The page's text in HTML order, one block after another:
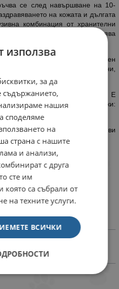
се след навършване на 10-
на кожата и дългата
комбинация от хранителни
апетита и подобрява
продукти с растителен
минерали, масла и мазнини,
Д (желязо): мг, E (йод): мг, E
мг - Технологични добавки:
- Сурова пепел: 2.2% - Сурови
78
кг
използва
за да
съдържанието,
нашия
споделяме
на
страна с нашите
и анализи,
с друга
сте им
която са събрали от
на техните услуги.
ВСИЧКИ